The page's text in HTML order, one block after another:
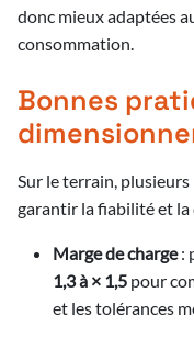
donc mieux adaptées
consommation.
Bonnes
Sur le terrain,
garantir la fiabilité et la
Marge de charge:
1,3 à × 1,5 pour
et les tolérances